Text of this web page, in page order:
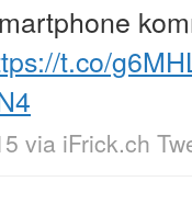
t.co/
via iFrick.ch